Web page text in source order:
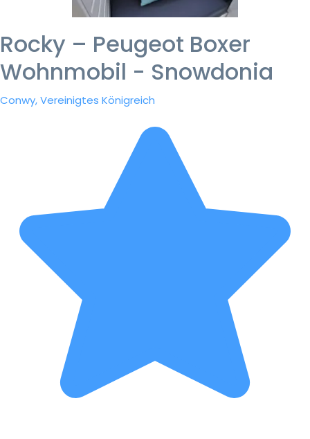
Rocky – Peugeot Boxer
Wohnmobil - Snowdonia
Conwy, Vereinigtes Königreich